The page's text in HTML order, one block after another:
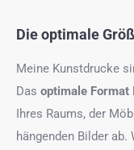
Die optimale
Meine Kunstdrucke
Das optimale Format
Ihres Raums, der
hängenden Bilder